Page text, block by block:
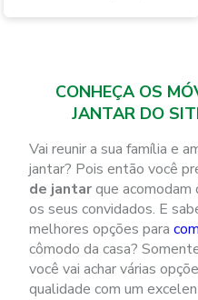
CONHEÇA OS
JANTAR DO
Vai reunir a sua família e
jantar? Pois então você
de jantarque
os seus convidados. E
melhores opções para
cômodo da casa?
você vai achar várias
qualidade com um